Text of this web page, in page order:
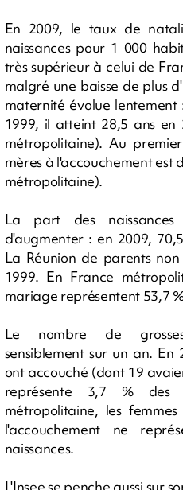
En 2009, le taux de
naissances pour 1 000
très supérieur à celui de
malgré une baisse de plus
maternité évolue
1999, il atteint 28,5 ans en
métropolitaine). Au
mères à l'accouchement est
métropolitaine).
La part des
d'augmenter : en 2009,
La Réunion de parents
1999. En France
mariage représentent 53,7
Le nombre de
sensiblement sur un an. En
ont accouché (dont 19
représente 3,7 % des
métropolitaine, les
l'accouchement ne
naissances.
L'Insee se penche aussi sur